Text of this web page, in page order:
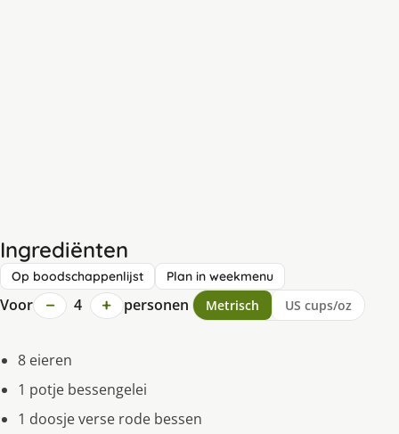
Ingrediënten
Op boodschappenlijst Plan in weekmenu
Voor − 4 + personen Metrisch US cups/oz
8 eieren
1 potje bessengelei
1 doosje verse rode bessen